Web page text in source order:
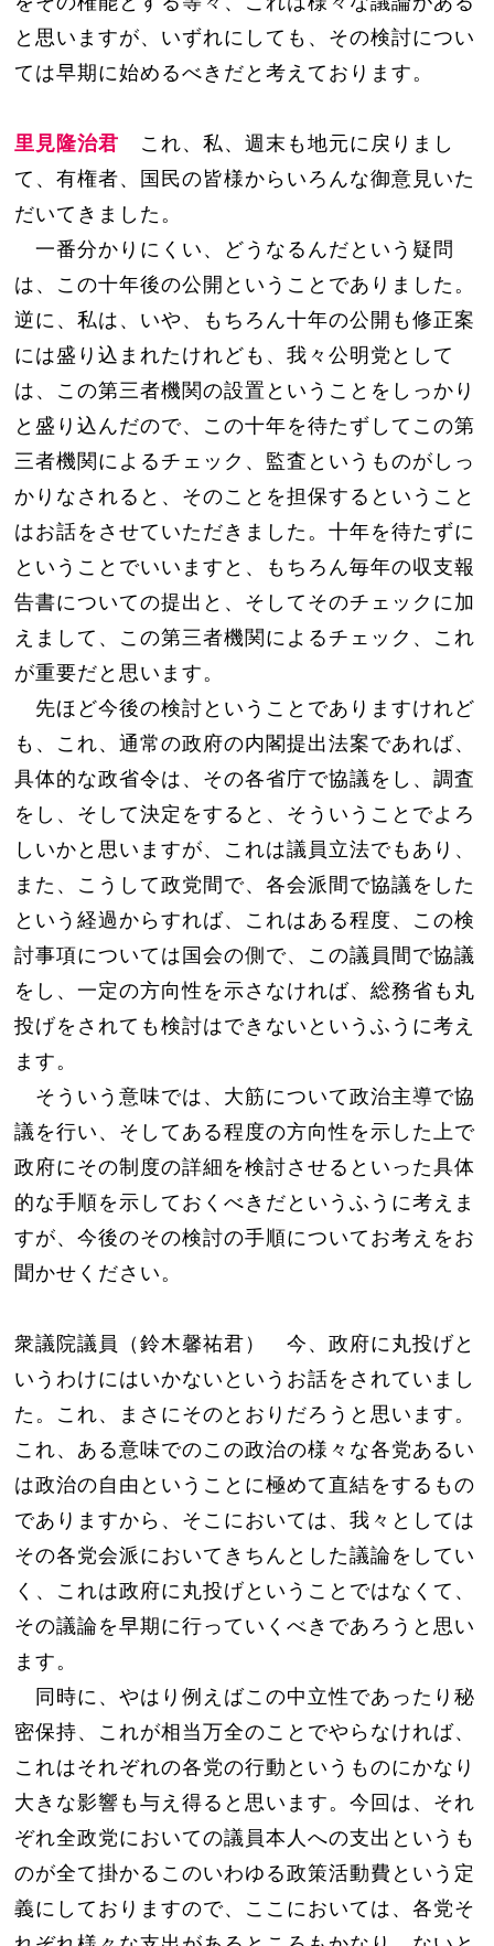
と思いますが、いずれにしても、その検討につい
ては早期に始めるべきだと考えております。
里見隆治君 これ、私、週末も地元に戻りまし
て、有権者、国民の皆様からいろんな御意見いた
だいてきました。
一番分かりにくい、どうなるんだという疑問
は、この十年後の公開ということでありました。
逆に、私は、いや、もちろん十年の公開も修正案
には盛り込まれたけれども、我々公明党として
は、この第三者機関の設置ということをしっかり
と盛り込んだので、この十年を待たずしてこの第
三者機関によるチェック、監査というものがしっ
かりなされると、そのことを担保するということ
はお話をさせていただきました。十年を待たずに
ということでいいますと、もちろん毎年の収支報
告書についての提出と、そしてそのチェックに加
えまして、この第三者機関によるチェック、これ
が重要だと思います。
先ほど今後の検討ということでありますけれど
も、これ、通常の政府の内閣提出法案であれば、
具体的な政省令は、その各省庁で協議をし、調査
をし、そして決定をすると、そういうことでよろ
しいかと思いますが、これは議員立法でもあり、
また、こうして政党間で、各会派間で協議をした
という経過からすれば、これはある程度、この検
討事項については国会の側で、この議員間で協議
をし、一定の方向性を示さなければ、総務省も丸
投げをされても検討はできないというふうに考え
ます。
そういう意味では、大筋について政治主導で協
議を行い、そしてある程度の方向性を示した上で
政府にその制度の詳細を検討させるといった具体
的な手順を示しておくべきだというふうに考えま
すが、今後のその検討の手順についてお考えをお
聞かせください。
衆議院議員（鈴木馨祐君） 今、政府に丸投げと
いうわけにはいかないというお話をされていまし
た。これ、まさにそのとおりだろうと思います。
これ、ある意味でのこの政治の様々な各党あるい
は政治の自由ということに極めて直結をするもの
でありますから、そこにおいては、我々としては
その各党会派においてきちんとした議論をしてい
く、これは政府に丸投げということではなくて、
その議論を早期に行っていくべきであろうと思い
ます。
同時に、やはり例えばこの中立性であったり秘
密保持、これが相当万全のことでやらなければ、
これはそれぞれの各党の行動というものにかなり
大きな影響も与え得ると思います。今回は、それ
ぞれ全政党においての議員本人への支出というも
のが全て掛かるこのいわゆる政策活動費という定
義にしておりますので、ここにおいては、各党そ